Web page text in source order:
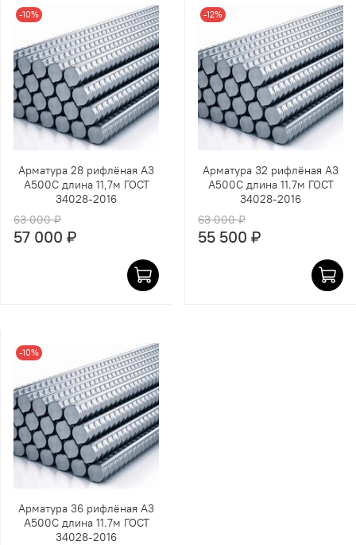
-10%
Арматура 28 рифлёная А3
А500С длина 11,7м ГОСТ
34028-2016
63 000 ₽
57 000 ₽
-12%
Арматура 32 рифлёная А3
А500С длина 11.7м ГОСТ
34028-2016
63 000 ₽
55 500 ₽
-10%
Арматура 36 рифлёная А3
А500С длина 11.7м ГОСТ
34028-2016